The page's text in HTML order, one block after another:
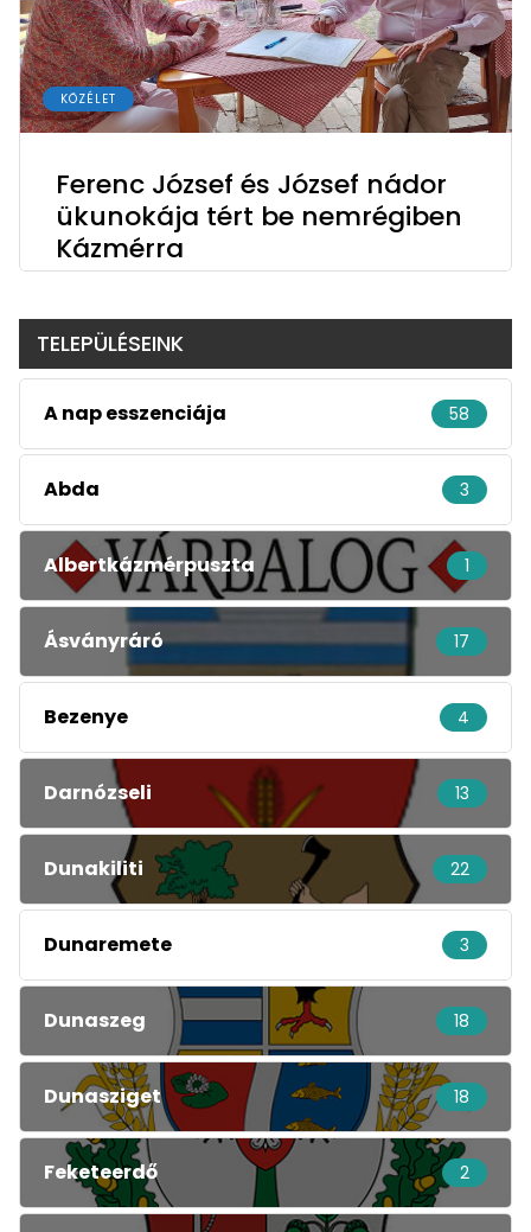
KÖZÉLET
Ferenc József és József nádor
ükunokája tért be nemrégiben
Kázmérra
TELEPÜLÉSEINK
A nap esszenciája 58
Abda 3
Albertkázmérpuszta 1
Ásványráró 17
Bezenye 4
Darnózseli 13
Dunakiliti 22
Dunaremete 3
Dunaszeg 18
Dunasziget 18
Feketeerdő 2